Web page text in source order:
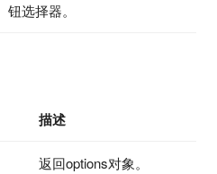
钮选择器。
描述
返回options对象。